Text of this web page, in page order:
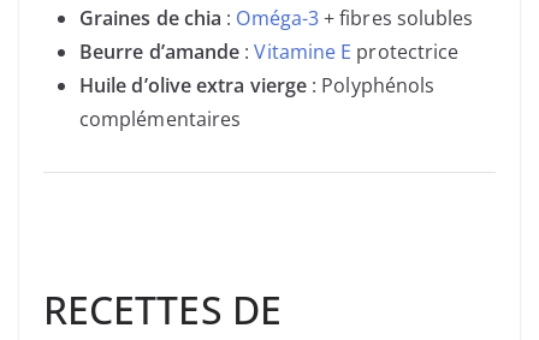
Graines de chia : Oméga-3+ fibres solubles
Beurre d’amande :Vitamine E protectrice
Huile d’olive extra vierge : Polyphénols
complémentaires
RECETTES DE